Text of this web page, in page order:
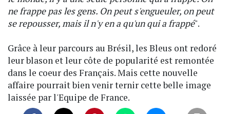
ne frappe pas les gens. On peut s'engueuler, on peut
se repousser, mais il n'y en a qu'un qui a frappé".
Grâce à leur parcours au Brésil, les Bleus ont redoré
leur blason et leur côte de popularité est remontée
dans le coeur des Français. Mais cette nouvelle
affaire pourrait bien venir ternir cette belle image
laissée par l'Equipe de France.